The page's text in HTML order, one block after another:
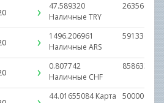
47.589320
Наличные TRY
1496.206961
Наличные ARS
0.807742
Наличные CHF
44.01655084 Карта